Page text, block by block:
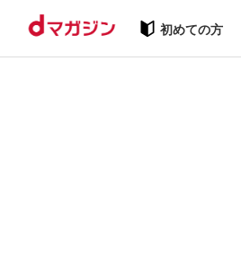
初めての方